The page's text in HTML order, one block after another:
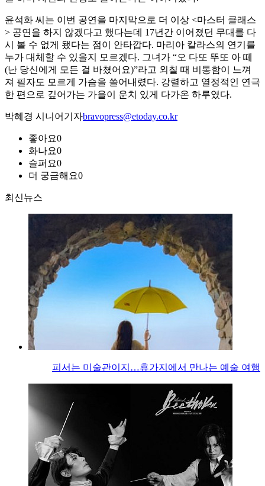
윤석화 씨는 이번 공연을 마지막으로 더 이상 <마스터 클래스
> 공연을 하지 않겠다고 했다는데 17년간 이어졌던 무대를 다
시 볼 수 없게 됐다는 점이 안타깝다. 마리아 칼라스의 연기를
누가 대체할 수 있을지 모르겠다. 그녀가 “오 다또 뚜또 아 떼
(난 당신에게 모든 걸 바쳤어요)”라고 외칠 때 비통함이 느껴
져 필자도 모르게 가슴을 쓸어내렸다. 강렬하고 열정적인 연극
한 편으로 깊어가는 가을이 운치 있게 다가온 하루였다.
박혜경 시니어기자bravopress@etoday.co.kr
좋아요0
화나요0
슬퍼요0
더 궁금해요0
최신뉴스
피서는 미술관이지…휴가지에서 만나는 예술 여행